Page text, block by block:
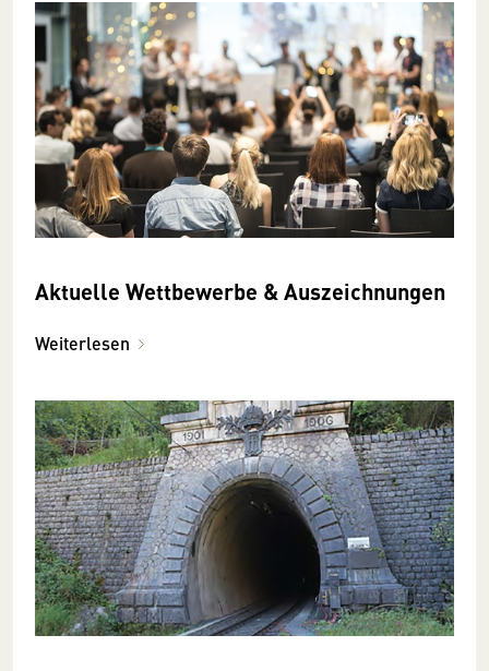
Aktuelle Wettbewerbe & Auszeichnungen
Weiterlesen